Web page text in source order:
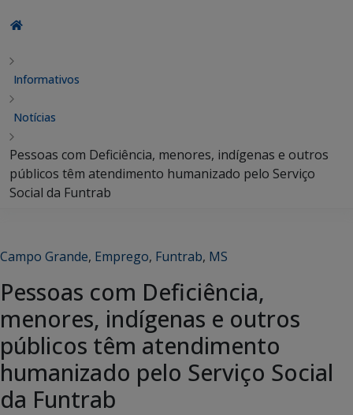
Informativos
Notícias
Pessoas com Deficiência, menores, indígenas e outros
públicos têm atendimento humanizado pelo Serviço
Social da Funtrab
Campo Grande, Emprego, Funtrab, MS
Pessoas com Deficiência,
menores, indígenas e outros
públicos têm atendimento
humanizado pelo Serviço Social
da Funtrab